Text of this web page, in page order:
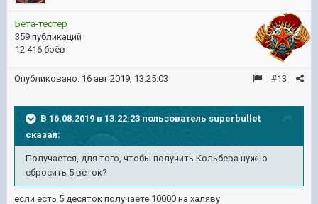
Бета-тестер
359 публикаций
12 416 боёв
#13
Опубликовано: 16 авг 2019, 13:25:03
В 16.08.2019 в 13:22:23 пользователь superbullet
сказал:
Получается, для того, чтобы получить Кольбера нужно
сбросить 5 веток?
если есть 5 десяток получаете 10000 на халяву